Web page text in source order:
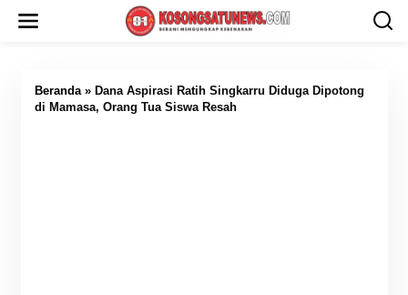
Beranda» Dana Aspirasi Ratih Singkarru Diduga Dipotong
di Mamasa, Orang Tua Siswa Resah